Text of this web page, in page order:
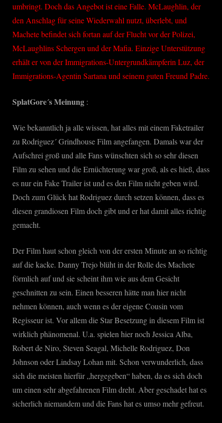
umbringt. Doch das Angebot ist eine Falle. McLaughlin, der
den Anschlag für seine Wiederwahl nutzt, überlebt, und
Machete befindet sich fortan auf der Flucht vor der Polizei,
McLaughlins Schergen und der Mafia. Einzige Unterstützung
erhält er von der Immigrations-Untergrundkämpferin Luz, der
Immigrations-Agentin Sartana und seinem guten Freund Padre.
SplatGore´s Meinung :
Wie bekanntlich ja alle wissen, hat alles mit einem Faketrailer
zu Rodriguez´ Grindhouse Film angefangen. Damals war der
Aufschrei groß und alle Fans wünschten sich so sehr diesen
Film zu sehen und die Ernüchterung war groß, als es hieß, dass
es nur ein Fake Trailer ist und es den Film nicht geben wird.
Doch zum Glück hat Rodriguez durch setzen können, dass es
diesen grandiosen Film doch gibt und er hat damit alles richtig
gemacht.
Der Film haut schon gleich von der ersten Minute an so richtig
auf die kacke. Danny Trejo blüht in der Rolle des Machete
förmlich auf und sie scheint ihm wie aus dem Gesicht
geschnitten zu sein. Einen besseren hätte man hier nicht
nehmen können, auch wenn es der eigene Cousin vom
Regisseur ist. Vor allem die Star Besetzung in diesem Film ist
wirklich phänomenal. U.a. spielen hier noch Jessica Alba,
Robert de Niro, Steven Seagal, Michelle Rodriguez, Don
Johnson oder Lindsay Lohan mit. Schon verwunderlich, dass
sich die meisten hierfür „hergegeben“ haben, da es sich doch
um einen sehr abgefahrenen Film dreht. Aber geschadet hat es
sicherlich niemandem und die Fans hat es umso mehr gefreut.